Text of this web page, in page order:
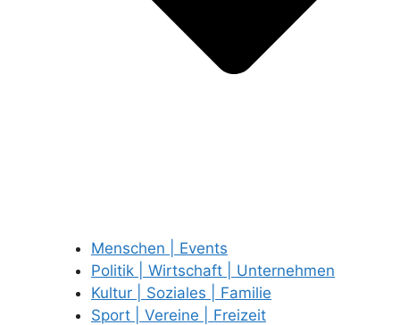
Menschen | Events
Politik | Wirtschaft | Unternehmen
Kultur | Soziales | Familie
Sport | Vereine | Freizeit